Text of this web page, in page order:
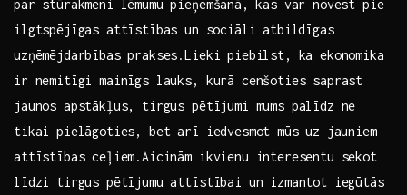
par stūrakmeni lēmumu pieņemšanā,⁢ kas var novest pie
ilgtspējīgas attīstības un⁤ sociāli atbildīgas
uzņēmējdarbības prakses.Lieki piebilst, ka ekonomika
ir ​nemitīgi mainīgs lauks, kurā cenšoties saprast
jaunos apstākļus, tirgus pētījumi mums palīdz ne
tikai pielāgoties, bet arī iedvesmot mūs uz ⁣jauniem
attīstības ceļiem.Aicinām ikvienu interesentu sekot
līdzi tirgus pētījumu attīstībai un izmantot iegūtās